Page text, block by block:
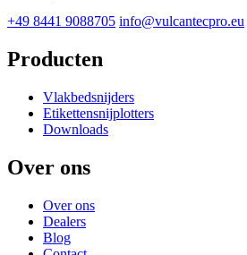
+49 8441 9088705 info@vulcantecpro.eu
Producten
Vlakbedsnijders
Etikettensnijplotters
Downloads
Over ons
Over ons
Dealers
Blog